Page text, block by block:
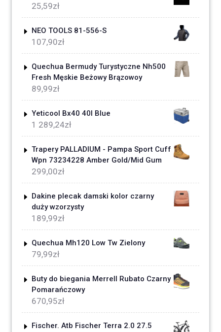
25,59zł
NEO TOOLS 81-556-S
107,90zł
Quechua Bermudy Turystyczne Nh500
Fresh Męskie Beżowy Brązowoy
89,99zł
Yeticool Bx40 40l Blue
1 289,24zł
Trapery PALLADIUM - Pampa Sport Cuff
Wpn 73234228 Amber Gold/Mid Gum
299,00zł
Dakine plecak damski kolor czarny
duży wzorzysty
189,99zł
Quechua Mh120 Low Tw Zielony
79,99zł
Buty do biegania Merrell Rubato Czarny
Pomarańczowy
670,95zł
Fischer. Atb Fischer Terra 2.0 27.5